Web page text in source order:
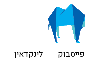
פייסבוק לינקדאין